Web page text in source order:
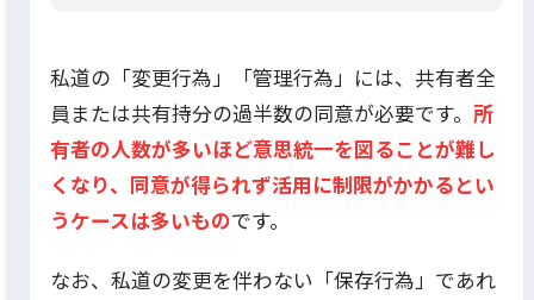
私道の「変更行為」「管理行為」には、共有者全
員または共有持分の過半数の同意が必要です。 所
有者の人数が多いほど意思統一を図ることが難し
くなり、同意が得られず活用に制限がかかるとい
うケースは多いものです。
なお、私道の変更を伴わない「保存行為」であれ